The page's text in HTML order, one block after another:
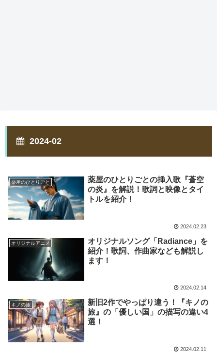
2024-02
薬屋のひとりごと
薬屋のひとりごとの挿入歌『蒼空
の炎』を解説！歌詞と映像とタイ
トルを紹介！
2024.02.23
オリジナルアニメ
オリジナルソング「Radiance」を
紹介！歌詞、作曲家なども解説し
ます！
2024.02.14
キノの旅
新旧2作でやっぱり違う！『キノの
旅』の「優しい国」の描写の違い4
選！
2024.02.11